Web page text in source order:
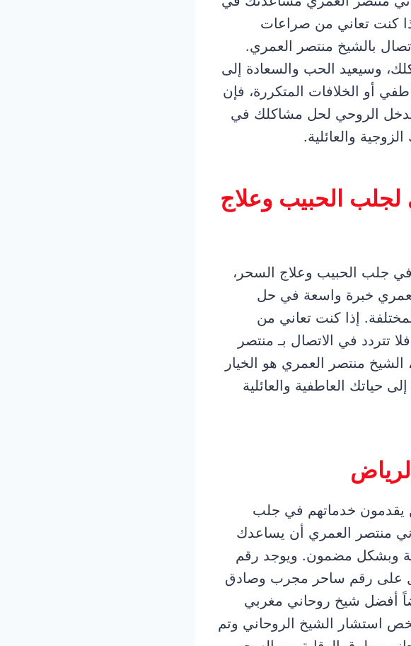
كنت تعاني من صراعات
بالشيخ منتصر العمري.
وسيعيد الحب والسعادة إلى
أو الخلافات المتكررة، فإن
الروحي لحل مشاكلك في
والعائلية.
الحبيب وعلاج
جلب الحبيب وعلاج السحر،
خبرة واسعة في حل
إذا كنت تعاني من
تتردد في الاتصال بـ منتصر
منتصر العمري هو الخيار
حياتك العاطفية والعائلية
يقدمون خدماتهم في جلب
منتصر العمري أن يساعدك
وبشكل مضمون. ويوجد رقم
على رقم ساحر مجرب وصادق
أفضل شيخ روحاني مغربي
استشار الشيخ الروحاني وتم